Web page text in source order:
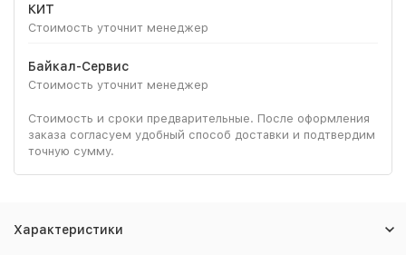
КИТ
Стоимость уточнит менеджер
Байкал-Сервис
Стоимость уточнит менеджер
Стоимость и сроки предварительные. После оформления
заказа согласуем удобный способ доставки и подтвердим
точную сумму.
Характеристики